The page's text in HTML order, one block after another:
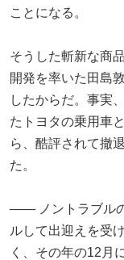
ことになる。
そうした斬新な商
開発を率いた田島
したからだ。事実
たトヨタの乗用車
ら、酷評されて撤
た。
―― ノントラブル
ルして出迎えを受
く、その年の12月